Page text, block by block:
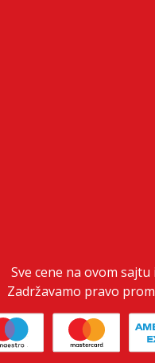
Sve cene na ovom
Zadržavamo pravo